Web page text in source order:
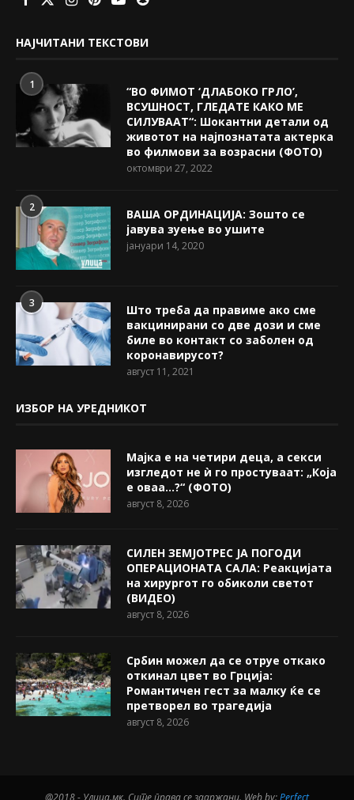
НАЈЧИТАНИ ТЕКСТОВИ
1
“ВО ФИМОТ ‘ДЛАБОКО ГРЛО’,
ВСУШНОСТ, ГЛЕДАТЕ КАКО МЕ
СИЛУВААТ“: Шокантни детали од
животот на најпознатата актерка
во филмови за возрасни (ФОТО)
октомври 27, 2022
2
ВАША ОРДИНАЦИЈА: Зошто се
јавува зуење во ушите
јануари 14, 2020
3
Што треба да правиме ако сме
вакцинирани со две дози и сме
биле во контакт со заболен од
коронавирусот?
август 11, 2021
ИЗБОР НА УРЕДНИКОТ
Мајка е на четири деца, а секси
изгледот не ѝ го простуваат: „Која
е оваа…?“ (ФОТО)
август 8, 2026
СИЛЕН ЗЕМЈОТРЕС ЈА ПОГОДИ
ОПЕРАЦИОНАТА САЛА: Реакцијата
на хирургот го обиколи светот
(ВИДЕО)
август 8, 2026
Србин можел да се отруе откако
откинал цвет во Грција:
Романтичен гест за малку ќе се
претворел во трагедија
август 8, 2026
@2018 - Улица.мк. Сите права се задржани. Web by:Perfect